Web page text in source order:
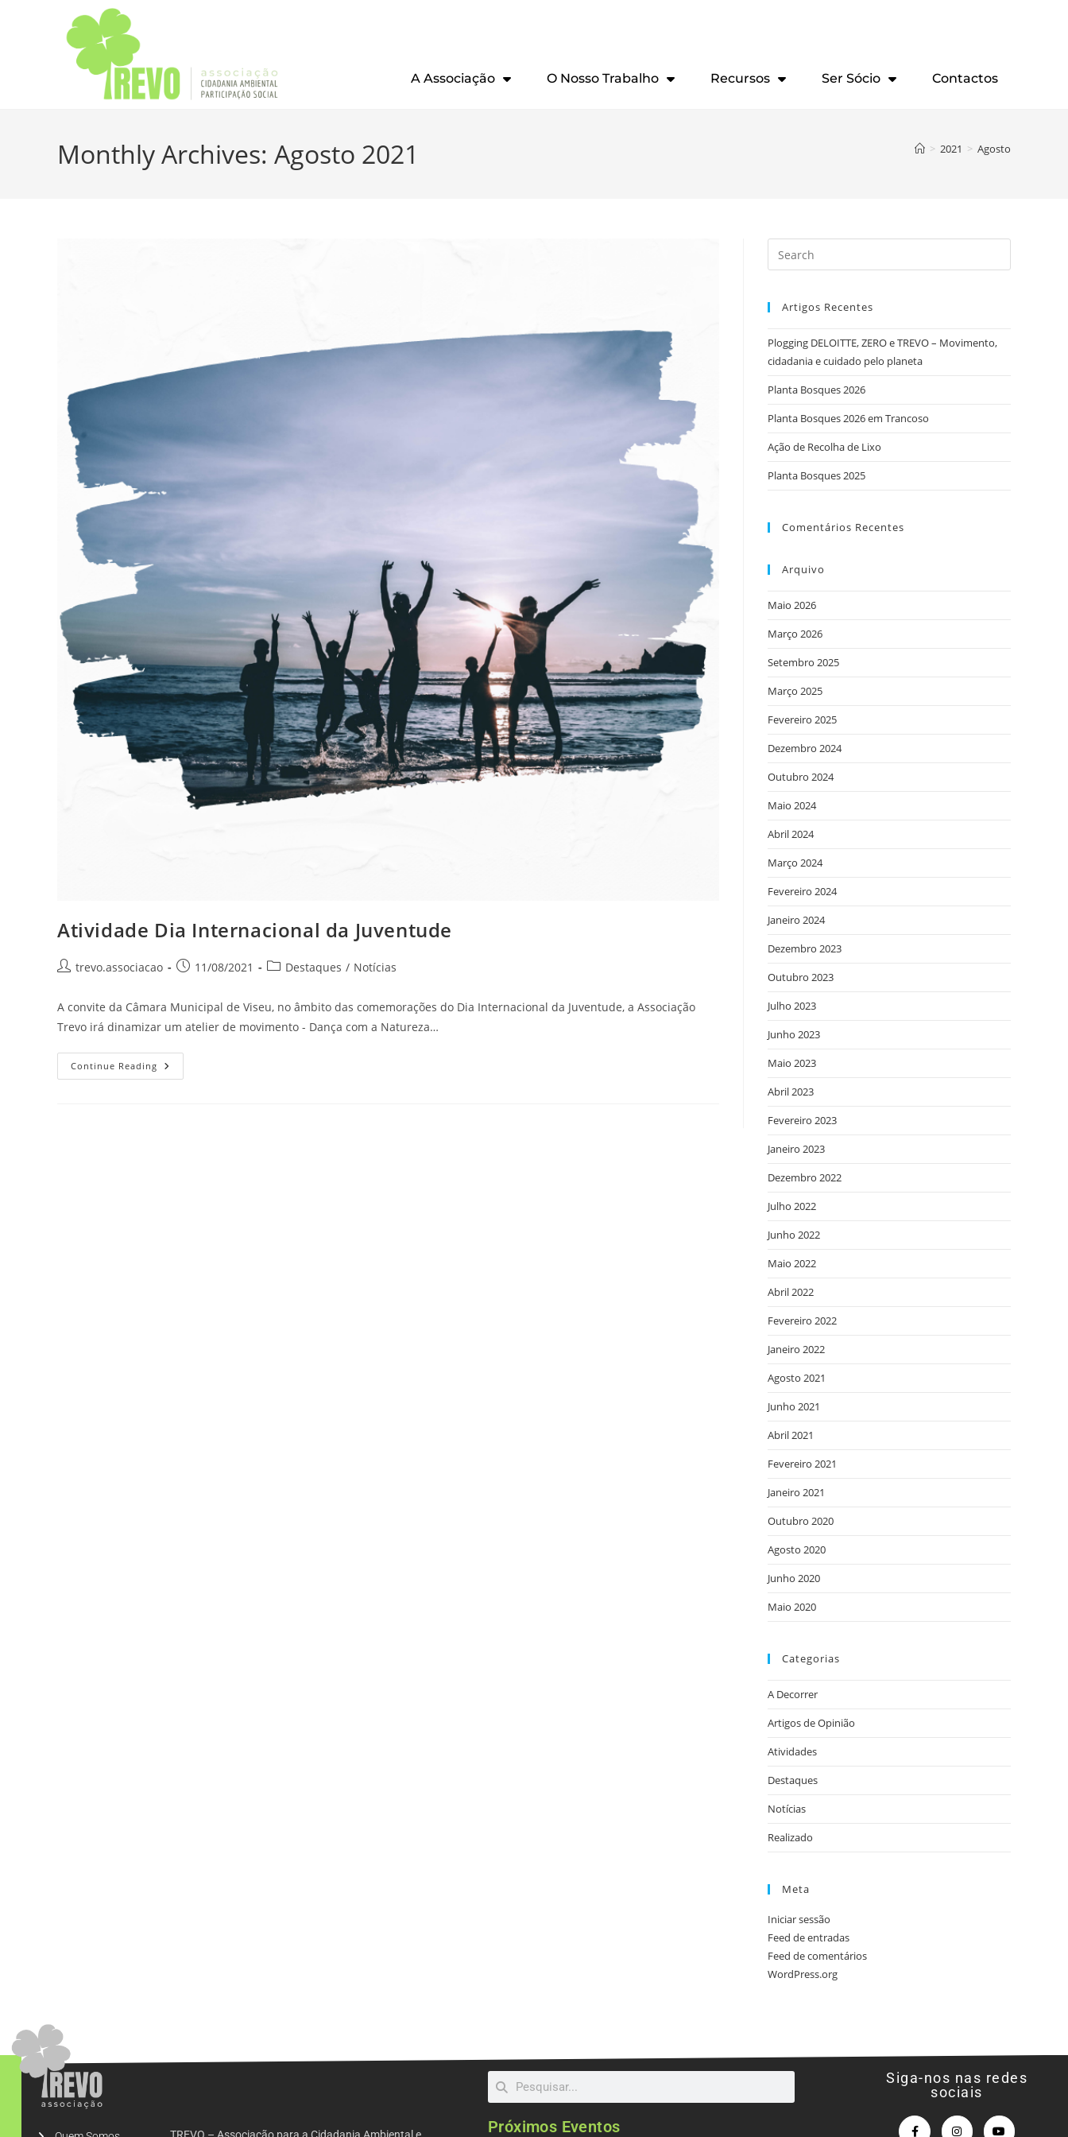
A Associação O Nosso Trabalho Recursos Ser Sócio Contactos
Monthly Archives: Agosto 2021 > 2021 > Agosto
Atividade Dia Internacional da Juventude
trevo.associacao 11/08/2021 Destaques / Notícias
A convite da Câmara Municipal de Viseu, no âmbito das comemorações do Dia Internacional da Juventude, a Associação
Trevo irá dinamizar um atelier de movimento - Dança com a Natureza…
Continue Reading
Artigos Recentes
Plogging DELOITTE, ZERO e TREVO – Movimento,
cidadania e cuidado pelo planeta
Planta Bosques 2026
Planta Bosques 2026 em Trancoso
Ação de Recolha de Lixo
Planta Bosques 2025
Comentários Recentes
Arquivo
Maio 2026
Março 2026
Setembro 2025
Março 2025
Fevereiro 2025
Dezembro 2024
Outubro 2024
Maio 2024
Abril 2024
Março 2024
Fevereiro 2024
Janeiro 2024
Dezembro 2023
Outubro 2023
Julho 2023
Junho 2023
Maio 2023
Abril 2023
Fevereiro 2023
Janeiro 2023
Dezembro 2022
Julho 2022
Junho 2022
Maio 2022
Abril 2022
Fevereiro 2022
Janeiro 2022
Agosto 2021
Junho 2021
Abril 2021
Fevereiro 2021
Janeiro 2021
Outubro 2020
Agosto 2020
Junho 2020
Maio 2020
Categorias
A Decorrer
Artigos de Opinião
Atividades
Destaques
Notícias
Realizado
Meta
Iniciar sessão
Feed de entradas
Feed de comentários
WordPress.org
Próximos Eventos
Siga-nos nas redes
sociais